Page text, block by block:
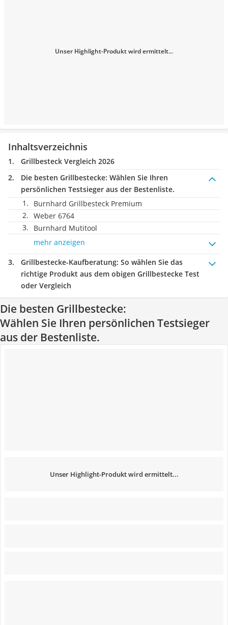
Unser Highlight-Produkt wird ermittelt...
Inhaltsverzeichnis
Grillbesteck Vergleich 2026
Die besten Grillbestecke: Wählen Sie Ihren
persönlichen Testsieger aus der Bestenliste.
Burnhard Grillbesteck Premium
Weber 6764
Burnhard Mutitool
mehr anzeigen
Grillbestecke-Kaufberatung: So wählen Sie das
richtige Produkt aus dem obigen Grillbestecke Test
oder Vergleich
Die besten Grillbestecke:
Wählen Sie Ihren persönlichen Testsieger
aus der Bestenliste.
Unser Highlight-Produkt wird ermittelt...